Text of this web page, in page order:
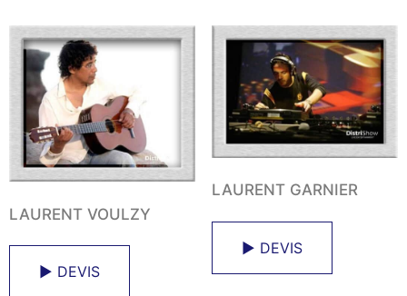
LAURENT VOULZY
► DEVIS
LAURENT GARNIER
► DEVIS